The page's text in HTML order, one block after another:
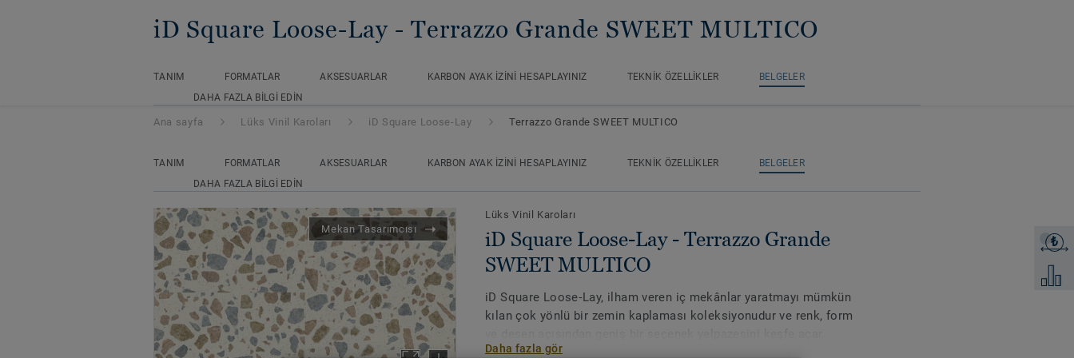
iD Square Loose-Lay - Terrazzo Grande SWEET MULTICO
TANIM FORMATLAR AKSESUARLAR KARBON AYAK İZINI HESAPLAYINIZ TEKNIK ÖZELLIKLER
BELGELER
DAHA FAZLA BILGI EDIN
₺
Fiyat
Ana sayfa Lüks Vinil Karoları iD Square Loose-Lay Terrazzo Grande SWEET MULTICO
TANIM FORMATLAR AKSESUARLAR KARBON AYAK İZINI HESAPLAYINIZ TEKNIK ÖZELLIKLER
BELGELER
DAHA FAZLA BILGI EDIN
Mekan Tasarımcısı
Lüks Vinil Karoları
iD Square Loose-Lay - Terrazzo Grande
SWEET MULTICO
iD Square Loose‑Lay, ilham veren iç mekânlar yaratmayı mümkün
kılan çok yönlü bir zemin kaplaması koleksiyonudur ve renk, form
Tarkett’in tasarım stüdyosu tarafından geliştirilen tüm 37 tasarım
Daha fazla gör